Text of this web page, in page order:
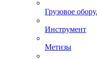
Грузовое
Инструмент
Метизы